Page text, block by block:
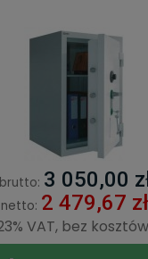
brutto: 3 050,00
netto: 2 479,67 zł
VAT, bez